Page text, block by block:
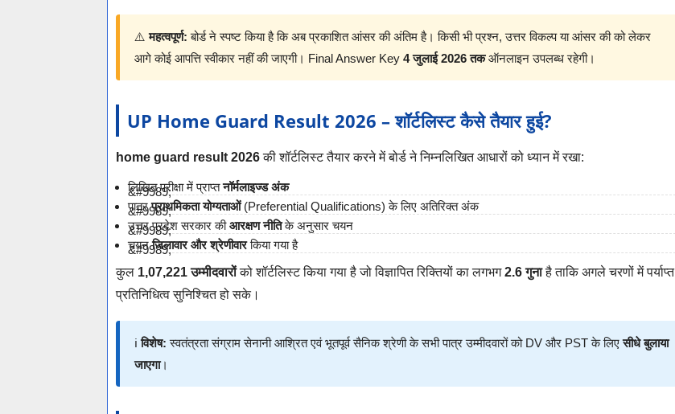
⚠️महत्वपूर्ण: बोर्ड ने स्पष्ट किया है कि अब प्रकाशित आंसर की अंतिम है। किसी भी प्रश्न, उत्तर विकल्प या आंसर की को लेकर
आगे कोई आपत्ति स्वीकार नहीं की जाएगी। Final Answer Key 4 जुलाई 2026 तकऑनलाइन उपलब्ध रहेगी।
UP Home Guard Result 2026 – शॉर्टलिस्ट कैसे तैयार हुई?
home guard result 2026की शॉर्टलिस्ट तैयार करने में बोर्ड ने निम्नलिखित आधारों को ध्यान में रखा:
लिखित परीक्षा में प्राप्तनॉर्मलाइज्ड अंक
पात्रप्राथमिकता योग्यताओं(Preferential Qualifications) के लिए अतिरिक्त अंक
उत्तर प्रदेश सरकार कीआरक्षण नीतिके अनुसार चयन
चयनजिलावार और श्रेणीवारकिया गया है
कुल 1,07,221 उम्मीदवारोंको शॉर्टलिस्ट किया गया है जो विज्ञापित रिक्तियों का लगभग2.6 गुनाहै ताकि अगले चरणों में पर्याप्त
प्रतिनिधित्व सुनिश्चित हो सके।
ℹ️विशेष: स्वतंत्रता संग्राम सेनानी आश्रित एवं भूतपूर्व सैनिक श्रेणी के सभी पात्र उम्मीदवारों को DV और PST के लिएसीधे बुलाया
जाएगा।